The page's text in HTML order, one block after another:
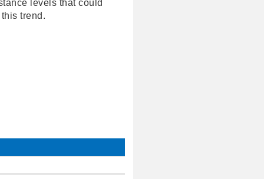
levels that could
trend.